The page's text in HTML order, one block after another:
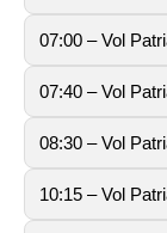
07:00 – Vol
07:40 – Vol
08:30 – Vol
10:15 – Vol